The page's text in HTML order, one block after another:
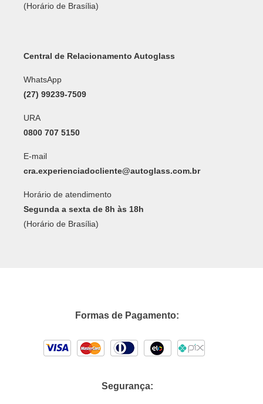
(Horário de Brasília)
Central de Relacionamento Autoglass
WhatsApp
(27) 99239-7509
URA
0800 707 5150
E-mail
cra.experienciadocliente@autoglass.com.br
Horário de atendimento
Segunda a sexta de 8h às 18h
(Horário de Brasília)
Formas de Pagamento:
Segurança: